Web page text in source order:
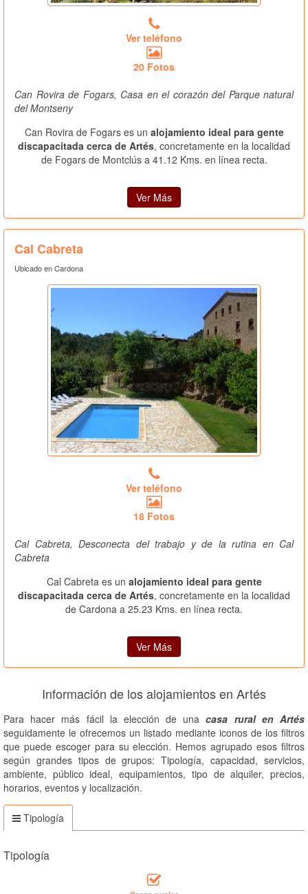
Ver teléfono
20 Fotos
Can Rovira de Fogars, Casa en el corazón del Parque natural
del Montseny
Can Rovira de Fogars es un alojamiento ideal para gente
discapacitada cerca de Artés, concretamente en la localidad
de Fogars de Montclús a 41.12 Kms. en línea recta.
Ver Más
Cal Cabreta
Ubicado en Cardona
Ver teléfono
18 Fotos
Cal Cabreta, Desconecta del trabajo y de la rutina en Cal
Cabreta
Cal Cabreta es un alojamiento ideal para gente
discapacitada cerca de Artés, concretamente en la localidad
de Cardona a 25.23 Kms. en línea recta.
Ver Más
Información de los alojamientos en Artés
Para hacer más fácil la elección de unacasa rural en Artés
seguidamente le ofrecemos un listado mediante iconos de los filtros
que puede escoger para su elección. Hemos agrupado esos filtros
según grandes tipos de grupos: Tipología, capacidad, servicios,
ambiente, público ideal, equipamientos, tipo de alquiler, precios,
horarios, eventos y localización.
Tipología
Tipología